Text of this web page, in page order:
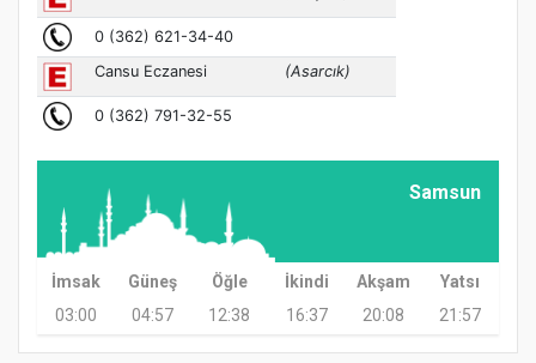
Samsun
İmsak Güneş Öğle İkindi Akşam
Yatsı
03:00
04:57 12:38 16:37 20:08 21:57